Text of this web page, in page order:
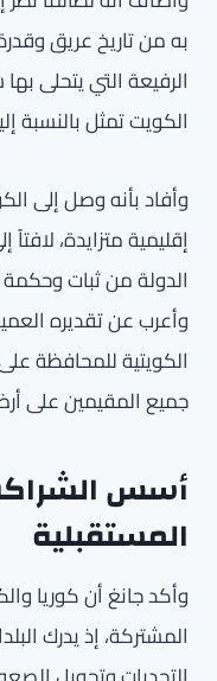
به من تاريخ عريق
الرفيعة التي يتحلى
الكويت تمثل بالنسبة
وأفاد بأنه وصل إلى
إقليمية متزايدة،
الدولة من ثبات
وأعرب عن تقديره
الكويتية للمحافظة
جميع المقيمين على
أسس الشراكة
المستقبلية
وأكد جانغ أن كوريا
المشتركة، إذ يدرك